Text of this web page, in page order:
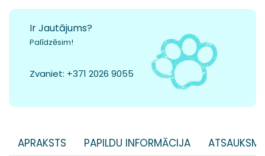
Ir Jautājums?
Palīdzēsim!
Zvaniet: +371 2026 9055
APRAKSTS PAPILDU INFORMĀCIJA